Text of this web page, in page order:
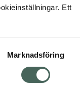
Ett
Marknadsföring
läkemedel